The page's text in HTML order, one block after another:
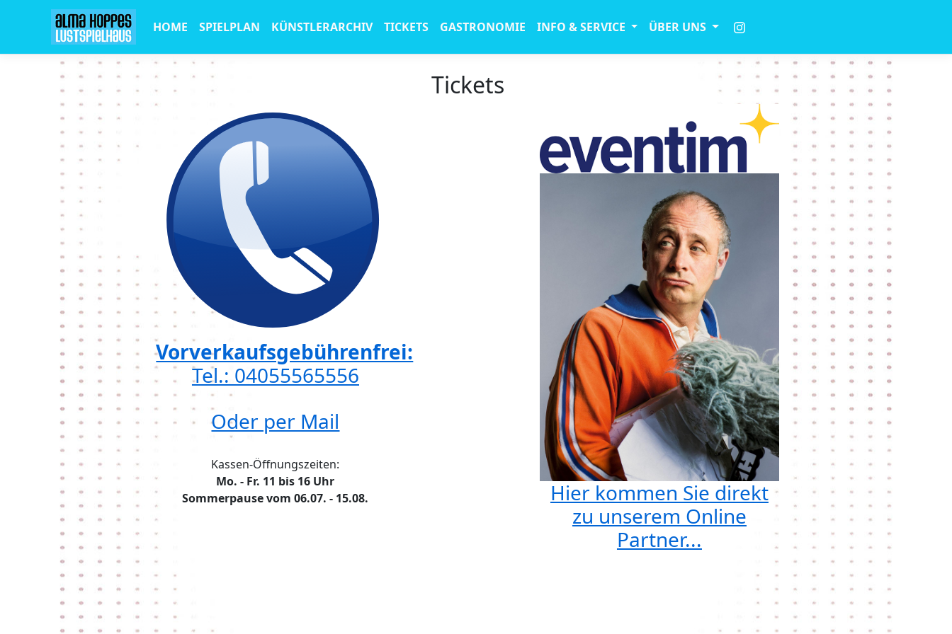
HOME SPIELPLAN KÜNSTLERARCHIV TICKETS GASTRONOMIE INFO & SERVICE ÜBER UNS
Tickets
Vorverkaufsgebührenfrei:
Tel.: 04055565556
Oder per Mail
Kassen-Öffnungszeiten:
Mo. - Fr. 11 bis 16 Uhr
Sommerpause vom 06.07. - 15.08.
Hier kommen Sie direkt
zu unserem Online
Partner...